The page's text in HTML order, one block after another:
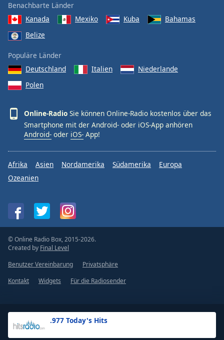
.977 Today's Hits
Benachbarte Länder
Kanada
Mexiko Kuba
Bahamas
Belize
Populäre Länder
Deutschland
Italien
Niederlande
Polen
Online-Radio Sie können Online-Radio kostenlos über das
Smartphone mit der Android- oder iOS-App anhören
Android- oder iOS- App!
Afrika Asien Nordamerika Südamerika
Europa
Ozeanien
© Online Radio Box, 2015-2026.
Created by Final Level
Benutzer Vereinbarung
Privatsphäre
Kontakt
Widgets Für die Radiosender